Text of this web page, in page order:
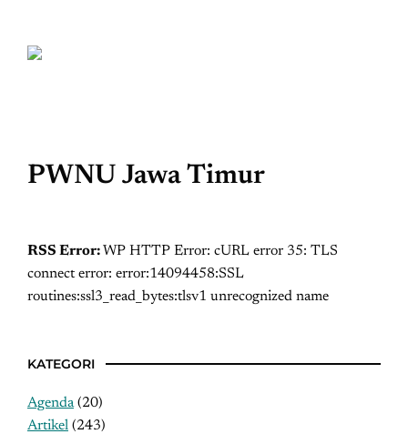
PWNU Jawa Timur
RSS Error: WP HTTP Error: cURL error 35: TLS
connect error: error:14094458:SSL
routines:ssl3_read_bytes:tlsv1 unrecognized name
KATEGORI
Agenda(20)
Artikel (243)